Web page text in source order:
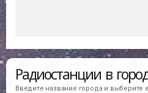
Радиостанции в
Введите название города и выберите